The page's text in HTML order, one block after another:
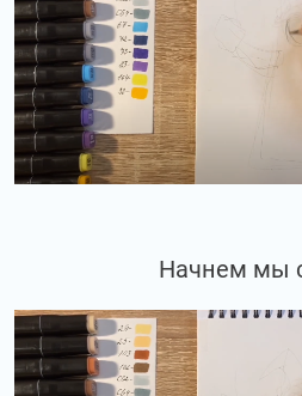
Начнем мы